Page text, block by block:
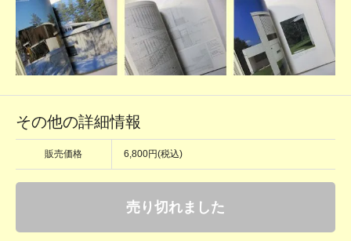
その他の詳細情報
販売価格 6,800円(税込)
売り切れました